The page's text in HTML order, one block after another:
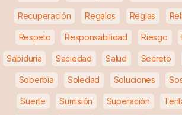
Recuperación Regalos Reglas
Respeto Responsabilidad Riesgo
Sabiduría Saciedad Salud Secreto
Soberbia Soledad Soluciones
Suerte Sumisión Superación